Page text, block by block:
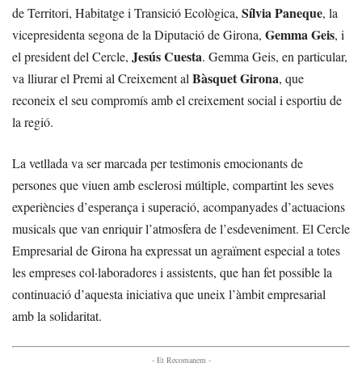
de Territori, Habitatge i Transició Ecològica, Sílvia Paneque, la
vicepresidenta segona de la Diputació de Girona, Gemma Geis, i
el president del Cercle, Jesús Cuesta. Gemma Geis, en particular,
va lliurar el Premi al Creixement al Bàsquet Girona, que
reconeix el seu compromís amb el creixement social i esportiu de
la regió.
La vetllada va ser marcada per testimonis emocionants de
persones que viuen amb esclerosi múltiple, compartint les seves
experiències d’esperança i superació, acompanyades d’actuacions
musicals que van enriquir l’atmosfera de l’esdeveniment. El Cercle
Empresarial de Girona ha expressat un agraïment especial a totes
les empreses col·laboradores i assistents, que han fet possible la
continuació d’aquesta iniciativa que uneix l’àmbit empresarial
amb la solidaritat.
- Et Recomanem -